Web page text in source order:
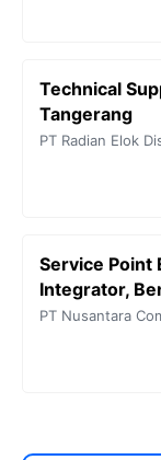
Technical
Tangerang
PT Radian Elok
Service Point
Integrator,
PT Nusantara